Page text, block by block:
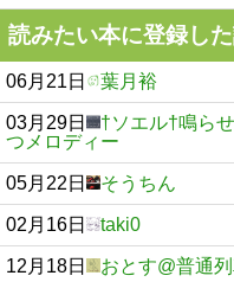
読みたい本に登録し
06月21日 葉月裕
03月29日
†ソエル†鳴ら
つメロディー
05月22日 そうちん
02月16日 taki0
12月18日 おとす@普通